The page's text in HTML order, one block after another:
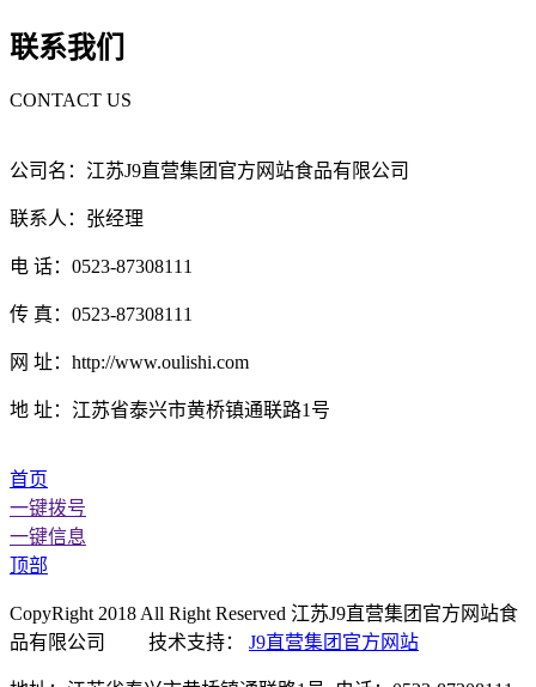
联系我们
CONTACT US
公司名：江苏J9直营集团官方网站食品有限公司
联系人：张经理
电 话：0523-87308111
传 真：0523-87308111
网 址：http://www.oulishi.com
地 址：江苏省泰兴市黄桥镇通联路1号
首页
一键拨号
一键信息
顶部
CopyRight 2018 All Right Reserved 江苏J9直营集团官方网站食
品有限公司 技术支持： J9直营集团官方网站